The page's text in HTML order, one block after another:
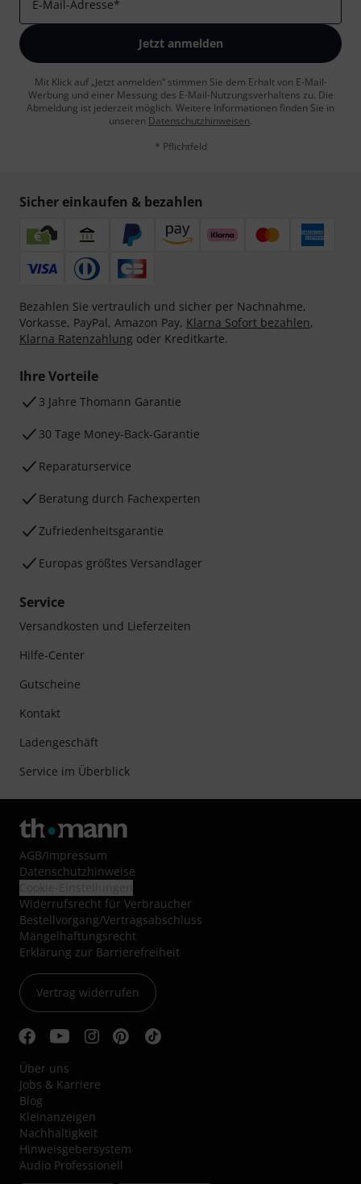
E-Mail-Adresse*
Jetzt anmelden
Mit Klick auf „Jetzt anmelden“ stimmen Sie dem Erhalt von E-Mail-
Werbung und einer Messung des E-Mail-Nutzungsverhaltens zu. Die
Abmeldung ist jederzeit möglich. Weitere Informationen finden Sie in
unseren Datenschutzhinweisen.
* Pflichtfeld
Sicher einkaufen & bezahlen
Bezahlen Sie vertraulich und sicher per Nachnahme,
Vorkasse, PayPal, Amazon Pay, Klarna Sofort bezahlen,
Klarna Ratenzahlung oder Kreditkarte.
Ihre Vorteile
3 Jahre Thomann Garantie
30 Tage Money-Back-Garantie
Reparaturservice
Beratung durch Fachexperten
Zufriedenheitsgarantie
Europas größtes Versandlager
Service
Versandkosten und Lieferzeiten
Hilfe-Center
Gutscheine
Kontakt
Ladengeschäft
Service im Überblick
AGB/Impressum
Datenschutzhinweise
Widerrufsrecht für Verbraucher
Bestellvorgang/Vertragsabschluss
Mängelhaftungsrecht
Erklärung zur Barrierefreiheit
Vertrag widerrufen
Über uns
Jobs & Karriere
Blog
Kleinanzeigen
Nachhaltigkeit
Hinweisgebersystem
Audio Professionell